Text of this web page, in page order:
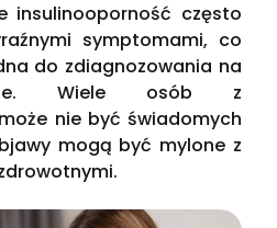
insulinooporność często
symptomami, co
do zdiagnozowania na
Wiele osób z
nie być świadomych
mogą być mylone z